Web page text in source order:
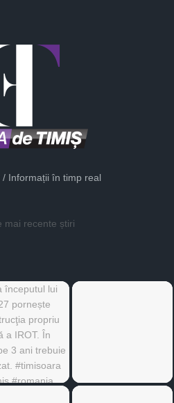
/ Informații în timp real
mai recente știri